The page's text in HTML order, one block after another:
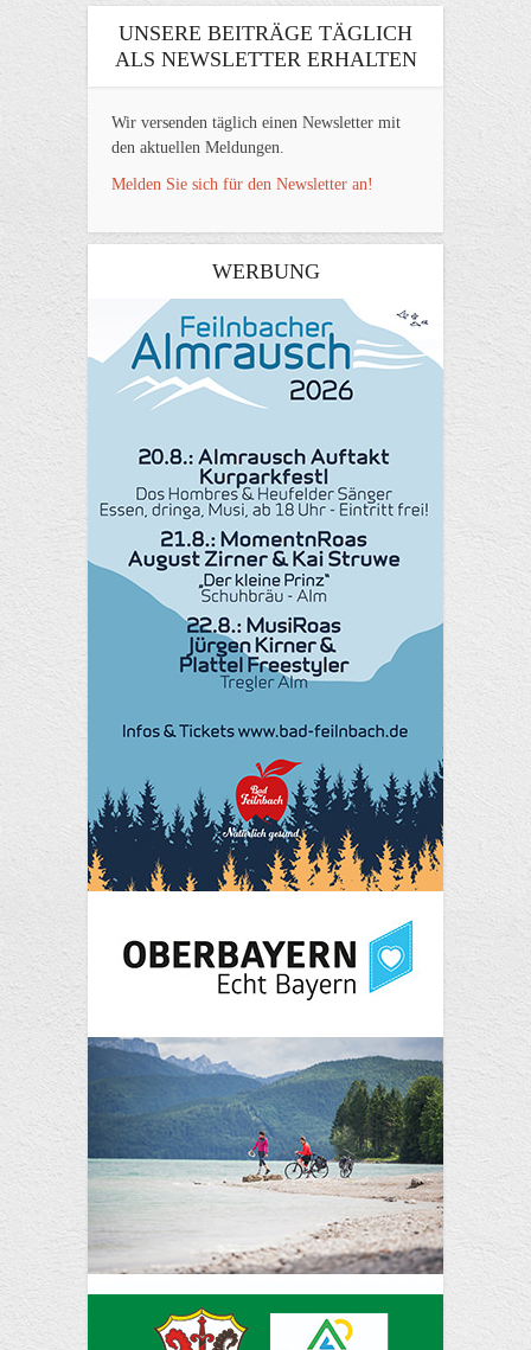
UNSERE BEITRÄGE TÄGLICH
ALS NEWSLETTER ERHALTEN
Wir versenden täglich einen Newsletter mit
den aktuellen Meldungen.
Melden Sie sich für den Newsletter an!
WERBUNG